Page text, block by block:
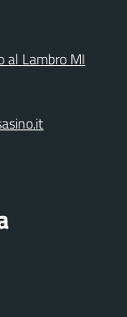
al Lambro MI